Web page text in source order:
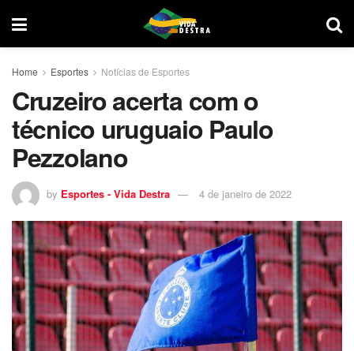
Home Esportes Notícias de Esportes
Cruzeiro acerta com o
técnico uruguaio Paulo
Pezzolano
by Esportes - Vida Destra 4 de janeiro de 2022